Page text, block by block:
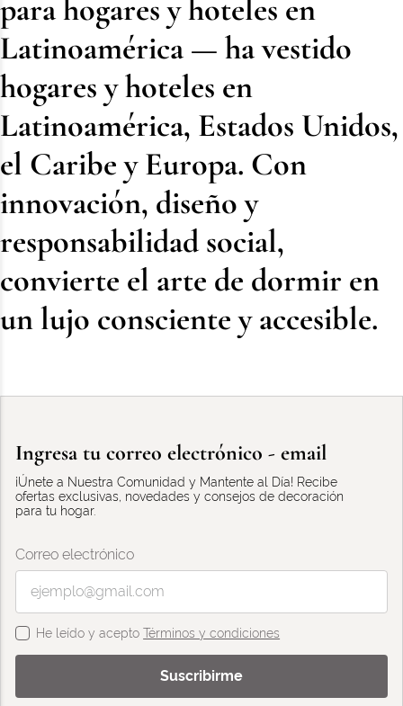
para hogares y hoteles en
Latinoamérica — ha vestido
hogares y hoteles en
Latinoamérica, Estados Unidos,
el Caribe y Europa. Con
innovación, diseño y
responsabilidad social,
convierte el arte de dormir en
un lujo consciente y accesible.
Ingresa tu correo electrónico - email
¡Únete a Nuestra Comunidad y Mantente al Día! Recibe
ofertas exclusivas, novedades y consejos de decoración
para tu hogar.
Correo electrónico
He leído y aceptoTérminos y condiciones
Suscribirme